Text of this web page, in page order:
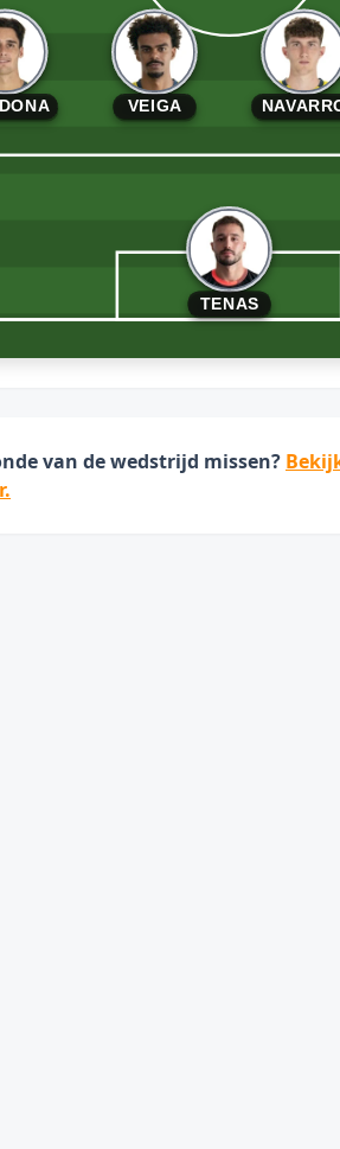
TENAS
VEIGA
van de wedstrijd missen?